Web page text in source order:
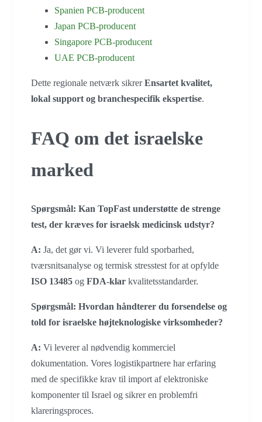
Spanien PCB-producent
Japan PCB-producent
Singapore PCB-producent
UAE PCB-producent
Dette regionale netværk sikrerEnsartet kvalitet,
lokal support og branchespecifik ekspertise.
FAQ om det israelske
marked
Spørgsmål: Kan TopFast understøtte de strenge
test, der kræves for israelsk medicinsk udstyr?
A: Ja, det gør vi. Vi leverer fuld sporbarhed,
tværsnitsanalyse og termisk stresstest for at opfylde
ISO 13485 og FDA-klar kvalitetsstandarder.
Spørgsmål: Hvordan håndterer du forsendelse og
told for israelske højteknologiske virksomheder?
A: Vi leverer al nødvendig kommerciel
dokumentation. Vores logistikpartnere har erfaring
med de specifikke krav til import af elektroniske
komponenter til Israel og sikrer en problemfri
klareringsproces.